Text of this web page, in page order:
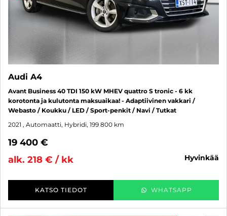
Audi A4
Avant Business 40 TDI 150 kW MHEV quattro S tronic - 6 kk
korotonta ja kulutonta maksuaikaa! - Adaptiivinen vakkari /
Webasto / Koukku / LED / Sport-penkit / Navi / Tutkat
2021 , Automaatti, Hybridi, 199 800 km
19 400 €
alk. 218 € / kk
hyvinkää
KATSO TIEDOT WHATSAPP